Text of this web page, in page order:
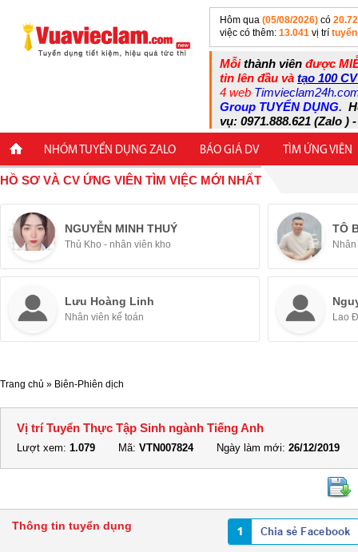
Hôm qua (05/08/2026) có
việc có thêm: 13.041 vị trí
Mỗithành viên được
tin lên đầu và tạo 100
4 web
Group TUYỂN DỤNG.
vụ: 0971.888.621 (Zalo )
NHÓM TUYỂN DỤNG ZALO BÁO GIÁ DV TÌM ỨNG VIÊN
HỒ SƠ VÀ CV ỨNG VIÊN TÌM VIỆC MỚI NHẤT
NGUYỄN MINH THUÝ
Thủ Kho - nhân viên kho
TÔ
Lưu Hoàng Linh
Nhân viên kế toán Lao
Trang chủ » Biên-Phiên dịch
Vị trí Tuyển Thực Tập Sinh ngành Tiếng Anh
Lượt xem: 1.079 Mã: VTN007824 Ngày làm mới: 26/12/2019
Thông tin tuyển dụng